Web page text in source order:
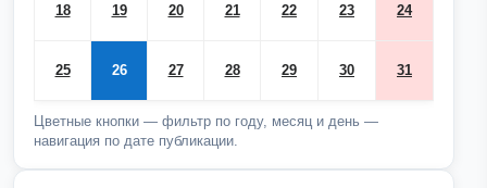
18 19 20 21 22 23 24
25 26 27 28 29 30 31
Цветные кнопки — фильтр по году, месяц и день —
навигация по дате публикации.